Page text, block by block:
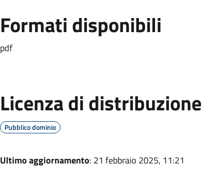
Formati disponibili
pdf
Licenza di distribuzione
Pubblico dominio
Ultimo aggiornamento: 21 febbraio 2025, 11:21